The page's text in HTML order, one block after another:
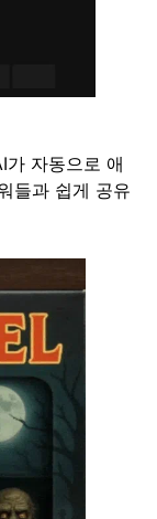
가 자동으로 애
들과 쉽게 공유